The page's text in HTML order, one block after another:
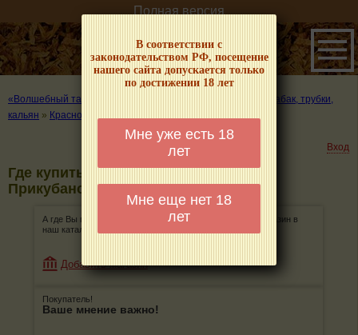
В соответствии с
законодательством РФ, посещение
нашего сайта допускается только
по достижении 18 лет
Мне уже есть 18
лет
Мне еще нет 18
лет
Полная версия
«Волшебный табачок» – о табаке и курении
Где купить табак, трубки,
кальян » Краснодар
Вход
Где купить табак, трубки, кальян в
Прикубанском округе в Краснодаре
А где Вы покупаете табак, трубки, кальян? Добавьте магазин в
наш каталог!
Добавить магазин
Покупатель!
Ваше мнение важно!